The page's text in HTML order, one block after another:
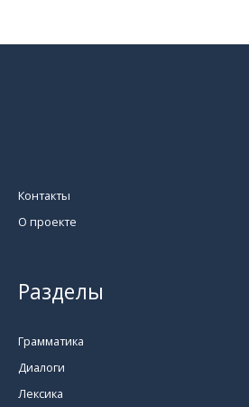
Контакты
О проекте
Разделы
Грамматика
Диалоги
Лексика